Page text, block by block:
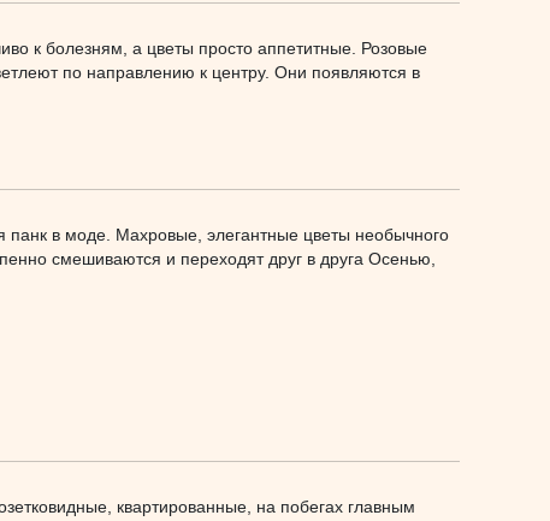
к болезням, а цветы просто аппетитные. Розовые
по направлению к центру. Они появляются в
панк в моде. Махровые, элегантные цветы необычного
смешиваются и переходят друг в друга Осенью,
квартированные, на побегах главным